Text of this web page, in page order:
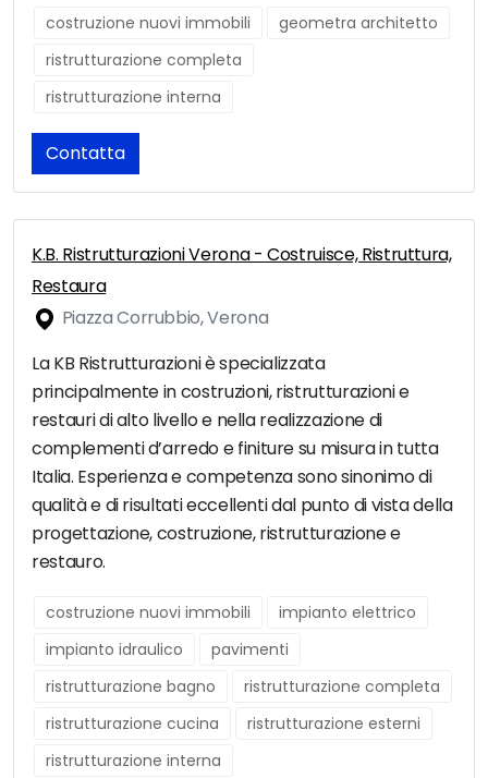
costruzione nuovi immobili
geometra architetto
ristrutturazione completa
ristrutturazione interna
Contatta
K.B. Ristrutturazioni Verona - Costruisce, Ristruttura,
Restaura
Piazza Corrubbio, Verona
La KB Ristrutturazioni è specializzata
principalmente in costruzioni, ristrutturazioni e
restauri di alto livello e nella realizzazione di
complementi d’arredo e finiture su misura in tutta
Italia. Esperienza e competenza sono sinonimo di
qualità e di risultati eccellenti dal punto di vista della
progettazione, costruzione, ristrutturazione e
restauro.
costruzione nuovi immobili
impianto elettrico
impianto idraulico
pavimenti
ristrutturazione bagno
ristrutturazione completa
ristrutturazione cucina
ristrutturazione esterni
ristrutturazione interna